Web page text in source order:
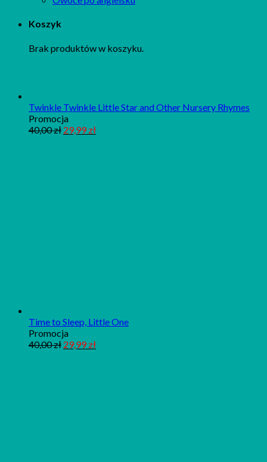
Koszyk
Brak produktów w koszyku.
Twinkle Twinkle Little Star and Other Nursery Rhymes
PromocjaProdukt
w
40,00zł 29,99zł
Time to Sleep, Little One
PromocjaProdukt
w
40,00zł 29,99zł